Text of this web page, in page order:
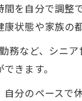
収入増に
シニ
軽貨
軽貨
を自分で調
状態や家族の
務など、シニ
きます。
分のペース